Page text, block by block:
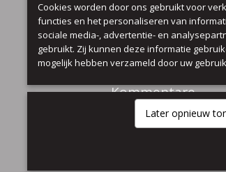
Preis pro 50 cm
breit 140 cm
Kommentare
Cookies worden door ons gebruikt voor
functies en het personaliseren van
sociale media-, advertentie- en
gebruikt. Zij kunnen deze informatie
mogelijk hebben verzameld door uw
Later opnieuw